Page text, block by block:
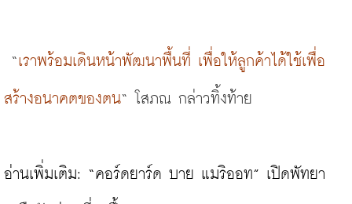
“เราพร้อมเดินหน้าพัฒนาพื้นที่ เพื่อให้ลูกค้าได้ใช้เพื่อ
สร้างอนาคตของตน“ โสภณ กล่าวทิ้งท้าย
อ่านเพิ่มเติม: “คอร์ดยาร์ด บาย แมริออท” เปิดพัทยา